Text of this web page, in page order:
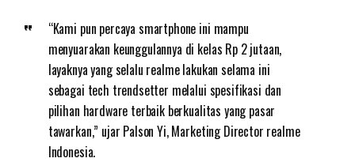
“Kami pun percaya smartphone ini mampu
menyuarakan keunggulannya di kelas Rp 2 jutaan,
layaknya yang selalu realme lakukan selama ini
sebagai tech trendsetter melalui spesifikasi dan
pilihan hardware terbaik berkualitas yang pasar
tawarkan,” ujar Palson Yi, Marketing Director realme
Indonesia.